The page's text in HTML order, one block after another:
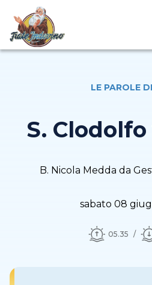
LE PAROLE
S.
B. Nicola Medda da
sabato 08
05.35